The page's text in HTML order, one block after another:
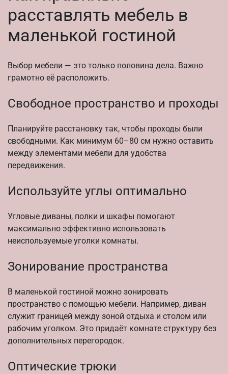
расставлять мебель в
маленькой гостиной
Выбор мебели — это только половина дела. Важно
грамотно её расположить.
Свободное пространство и проходы
Планируйте расстановку так, чтобы проходы были
свободными. Как минимум 60–80 см нужно оставить
между элементами мебели для удобства
передвижения.
Используйте углы оптимально
Угловые диваны, полки и шкафы помогают
максимально эффективно использовать
неиспользуемые уголки комнаты.
Зонирование пространства
В маленькой гостиной можно зонировать
пространство с помощью мебели. Например, диван
служит границей между зоной отдыха и столом или
рабочим уголком. Это придаёт комнате структуру без
дополнительных перегородок.
Оптические трюки